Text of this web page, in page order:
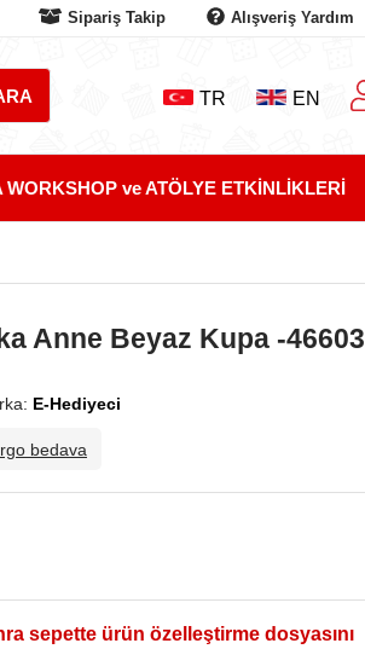
Sipariş Takip Alışveriş Yardım
TR EN
WORKSHOP ve ATÖLYE ETKİNLİKLERİ
Anne Beyaz Kupa -46603
E-Hediyeci
bedava
sepette ürün özelleştirme dosyasını